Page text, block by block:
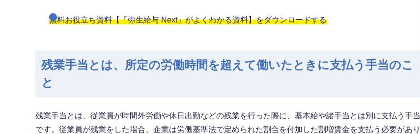
無料お役立ち資料【「弥生給与 Next」がよくわかる資料】をダウンロードする
残業手当とは、所定の労働時間を超えて働いたときに支払う手当のこ
と
残業手当とは、従業員が時間外労働や休日出勤などの残業を行った際に、基本給や諸手当とは別に支払う手当
です。従業員が残業をした場合、企業は労働基準法で定められた割合を付加した割増賃金を支払う必要があり